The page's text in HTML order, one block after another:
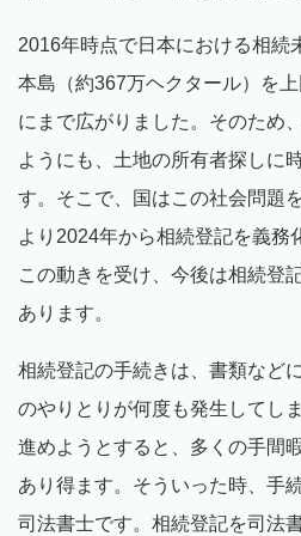
2016年時点で日本における相続
本島（約367万ヘクタール）を
にまで広がりました。そのため
ようにも、土地の所有者探しに
す。そこで、国はこの社会問題
より2024年から相続登記を義務
この動きを受け、今後は相続登
あります。
相続登記の手続きは、書類など
のやりとりが何度も発生してし
進めようとすると、多くの手間
あり得ます。そういった時、手
司法書士です。相続登記を司法